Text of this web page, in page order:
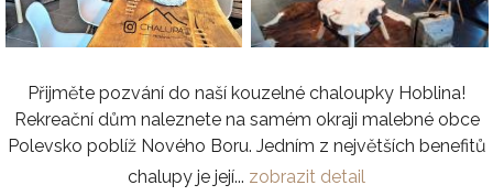
Přijměte pozvání do naší kouzelné chaloupky Hoblina!
Rekreační dům naleznete na samém okraji malebné obce
Polevsko poblíž Nového Boru. Jedním z největších benefitů
chalupy je její... zobrazit detail